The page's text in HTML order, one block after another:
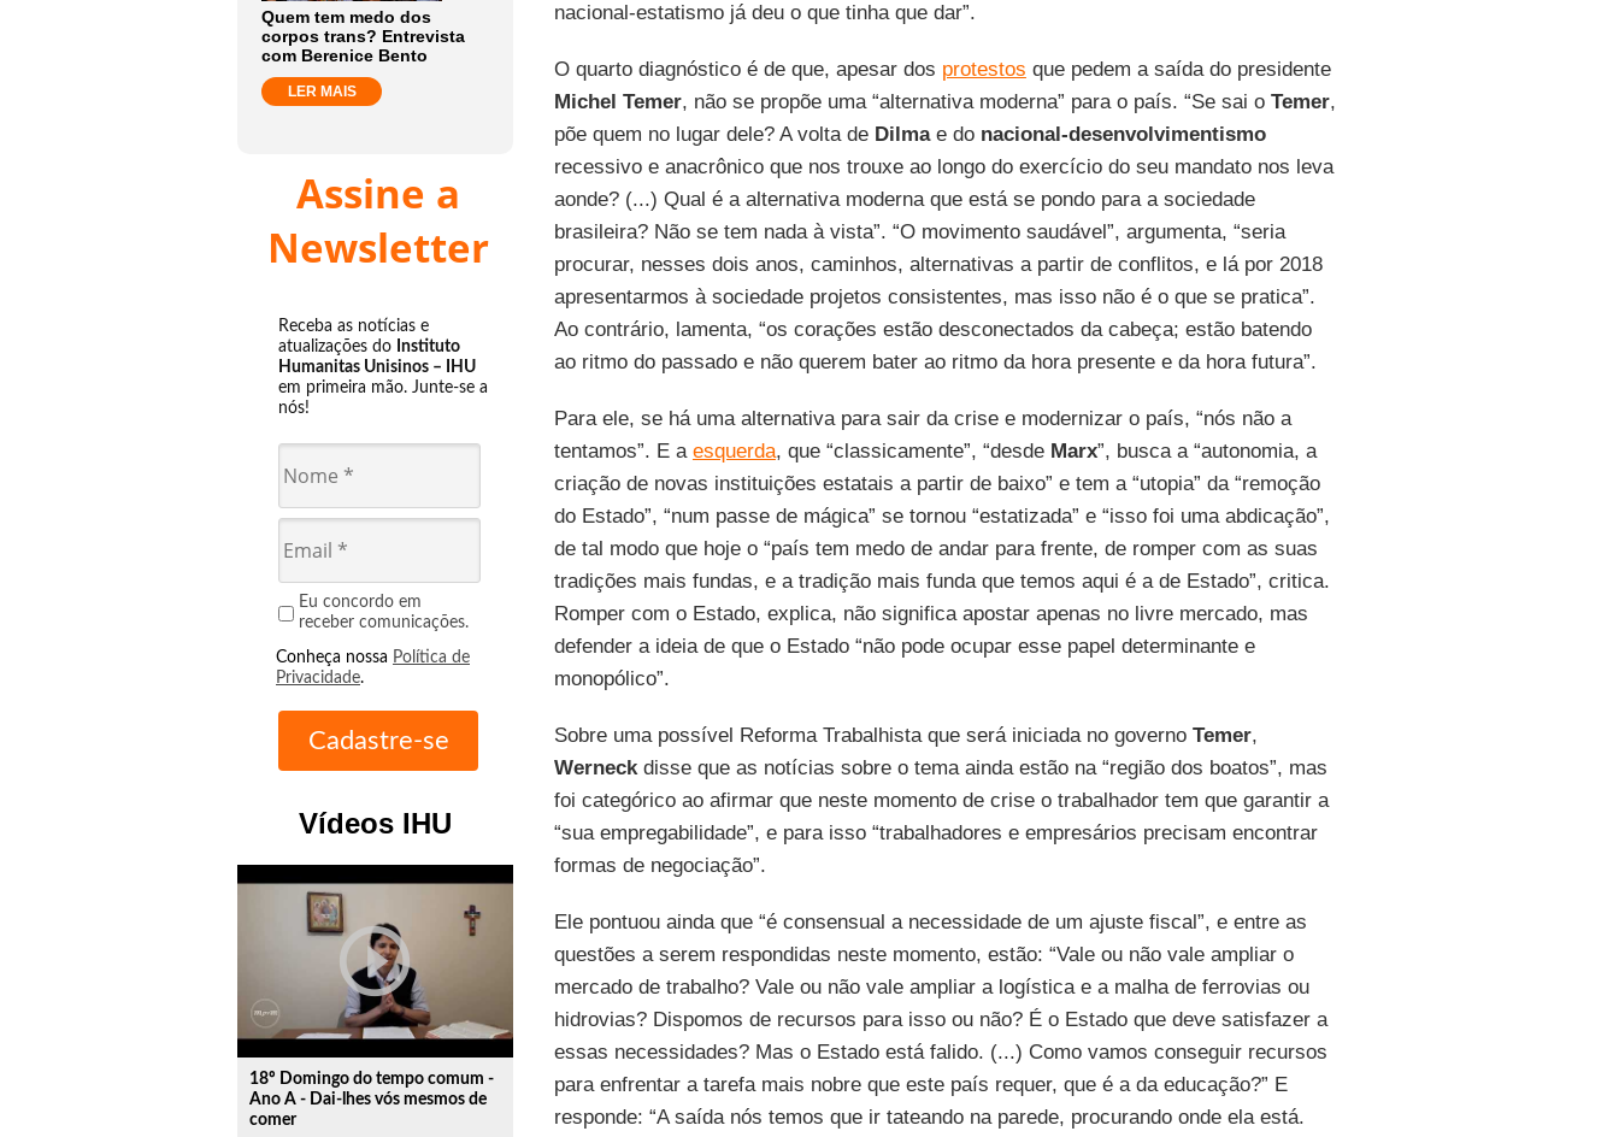
Quem tem medo dos
corpos trans? Entrevista
com Berenice Bento
LER MAIS
Assine a
Newsletter
Receba as notícias e
atualizações do Instituto
Humanitas Unisinos – IHU
em primeira mão. Junte-se a
nós!
Eu concordo em
receber comunicações.
Conheça nossa Política de
Privacidade.
Vídeos IHU
play_circle_outline
18º Domingo do tempo comum -
Ano A - Dai-lhes vós mesmos de
comer
nacional-estatismo já deu o que tinha que dar”.
O quarto diagnóstico é de que, apesar dos protestos que pedem a saída do presidente
Michel Temer, não se propõe uma “alternativa moderna” para o país. “Se sai o Temer,
põe quem no lugar dele? A volta de Dilmae do nacional-desenvolvimentismo
recessivo e anacrônico que nos trouxe ao longo do exercício do seu mandato nos leva
aonde? (...) Qual é a alternativa moderna que está se pondo para a sociedade
brasileira? Não se tem nada à vista”. “O movimento saudável”, argumenta, “seria
procurar, nesses dois anos, caminhos, alternativas a partir de conflitos, e lá por 2018
apresentarmos à sociedade projetos consistentes, mas isso não é o que se pratica”.
Ao contrário, lamenta, “os corações estão desconectados da cabeça; estão batendo
ao ritmo do passado e não querem bater ao ritmo da hora presente e da hora futura”.
Para ele, se há uma alternativa para sair da crise e modernizar o país, “nós não a
tentamos”. E a esquerda, que “classicamente”, “desde Marx”, busca a “autonomia, a
criação de novas instituições estatais a partir de baixo” e tem a “utopia” da “remoção
do Estado”, “num passe de mágica” se tornou “estatizada” e “isso foi uma abdicação”,
de tal modo que hoje o “país tem medo de andar para frente, de romper com as suas
tradições mais fundas, e a tradição mais funda que temos aqui é a de Estado”, critica.
Romper com o Estado, explica, não significa apostar apenas no livre mercado, mas
defender a ideia de que o Estado “não pode ocupar esse papel determinante e
monopólico”.
Sobre uma possível Reforma Trabalhista que será iniciada no governo Temer,
Werneckdisse que as notícias sobre o tema ainda estão na “região dos boatos”, mas
foi categórico ao afirmar que neste momento de crise o trabalhador tem que garantir a
“sua empregabilidade”, e para isso “trabalhadores e empresários precisam encontrar
formas de negociação”.
Ele pontuou ainda que “é consensual a necessidade de um ajuste fiscal”, e entre as
questões a serem respondidas neste momento, estão: “Vale ou não vale ampliar o
mercado de trabalho? Vale ou não vale ampliar a logística e a malha de ferrovias ou
hidrovias? Dispomos de recursos para isso ou não? É o Estado que deve satisfazer a
essas necessidades? Mas o Estado está falido. (...) Como vamos conseguir recursos
para enfrentar a tarefa mais nobre que este país requer, que é a da educação?” E
responde: “A saída nós temos que ir tateando na parede, procurando onde ela está.